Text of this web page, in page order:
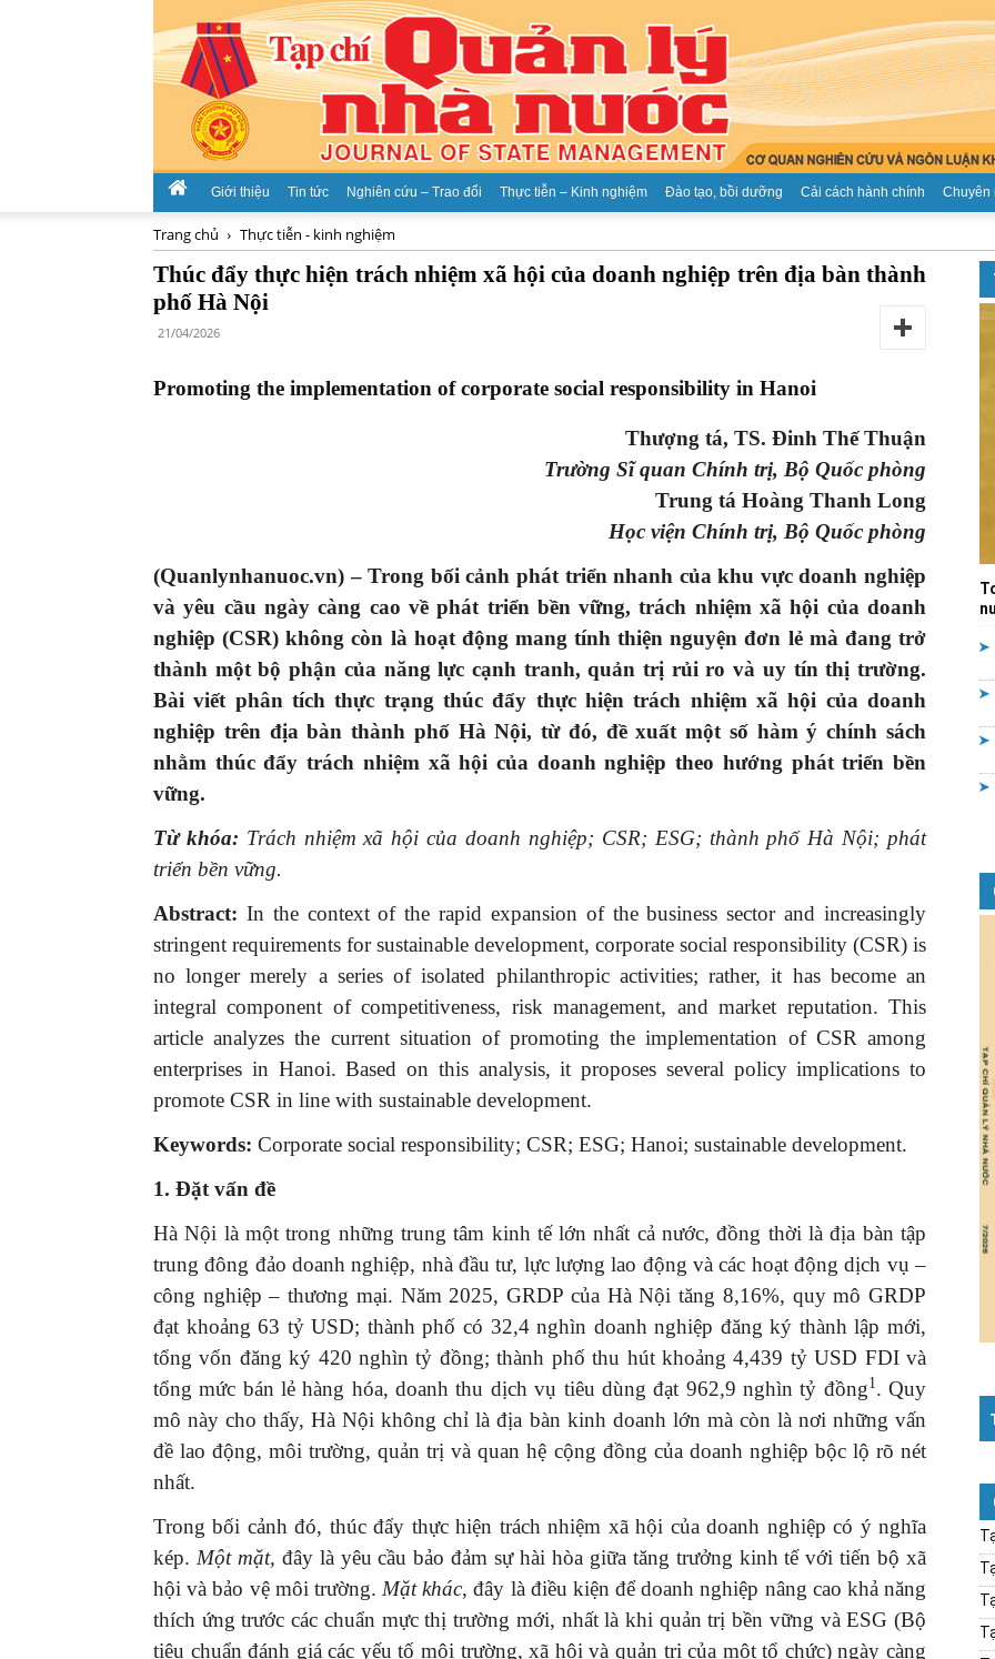
chí
Quản
lý
nước
Giới thiệu Tin tức Nghiên cứu – Trao đổi Thực tiễn – Kinh nghiệm Đào tạo, bồi dưỡng Cải cách hành chính Chuyên
Trang chủ Thực tiễn - kinh nghiệm
Thúc đẩy thực hiện trách nhiệm xã hội của doanh nghiệp trên địa bàn thành
phố Hà Nội
21/04/2026
Promoting the implementation of corporate social responsibility in Hanoi
Thượng tá, TS. Đinh Thế Thuận
Trường Sĩ quan Chính trị, Bộ Quốc phòng
Trung tá Hoàng Thanh Long
Học viện Chính trị, Bộ Quốc phòng
(Quanlynhanuoc.vn) –Trong bối cảnh phát triển nhanh của khu vực doanh nghiệp
và yêu cầu ngày càng cao về phát triển bền vững, trách nhiệm xã hội của doanh
nghiệp (CSR) không còn là hoạt động mang tính thiện nguyện đơn lẻ mà đang trở
thành một bộ phận của năng lực cạnh tranh, quản trị rủi ro và uy tín thị trường.
Bài viết phân tích thực trạng thúc đẩy thực hiện trách nhiệm xã hội của doanh
nghiệp trên địa bàn thành phố Hà Nội,từ đó, đề xuất một số hàm ý chính sách
nhằm thúc đẩy trách nhiệm xã hội của doanh nghiệp theo hướng phát triển bền
vững.
Từ khóa: Trách nhiệm xã hội của doanh nghiệp; CSR; ESG; thành phốHà Nội; phát
triển bền vững.
Abstract: In the context of the rapid expansion of the business sector and increasingly
stringent requirements for sustainable development, corporate social responsibility (CSR) is
no longer merely a series of isolated philanthropic activities; rather, it has become an
integral component of competitiveness, risk management, and market reputation. This
article analyzes the current situation of promoting the implementation of CSR among
enterprises in Hanoi. Based on this analysis, it proposes several policy implications to
promote CSR in line with sustainable development.
Keywords: Corporate social responsibility; CSR; ESG; Hanoi; sustainable development.
1. Đặt vấn đề
Hà Nội là một trong những trung tâm kinh tế lớn nhất cả nước, đồng thời là địa bàn tập
trung đông đảo doanh nghiệp, nhà đầu tư, lực lượng lao động và các hoạt động dịch vụ –
công nghiệp – thương mại. Năm 2025, GRDP của Hà Nội tăng 8,16%, quy mô GRDP
đạt khoảng 63 tỷ USD; thành phố có 32,4 nghìn doanh nghiệp đăng ký thành lập mới,
tổng vốn đăng ký 420 nghìn tỷ đồng; thành phố thu hút khoảng 4,439 tỷ USD FDI và
tổng mức bán lẻ hàng hóa, doanh thu dịch vụ tiêu dùng đạt 962,9 nghìn tỷ đồng1. Quy
mô này cho thấy, Hà Nội không chỉ là địa bàn kinh doanh lớn mà còn là nơi những vấn
đề lao động, môi trường, quản trị và quan hệ cộng đồng của doanh nghiệp bộc lộ rõ nét
nhất.
Trong bối cảnh đó, thúc đẩy thực hiện trách nhiệm xã hội của doanh nghiệp có ý nghĩa
kép. Một mặt, đây là yêu cầu bảo đảm sự hài hòa giữa tăng trưởng kinh tế với tiến bộ xã
hội và bảo vệ môi trường. Mặt khác, đây là điều kiện để doanh nghiệp nâng cao khả năng
thích ứng trước các chuẩn mực thị trường mới, nhất là khi quản trị bền vững và ESG (Bộ
tiêu chuẩn đánh giá các yếu tố môi trường, xã hội và quản trị của một tổ chức) ngày càng